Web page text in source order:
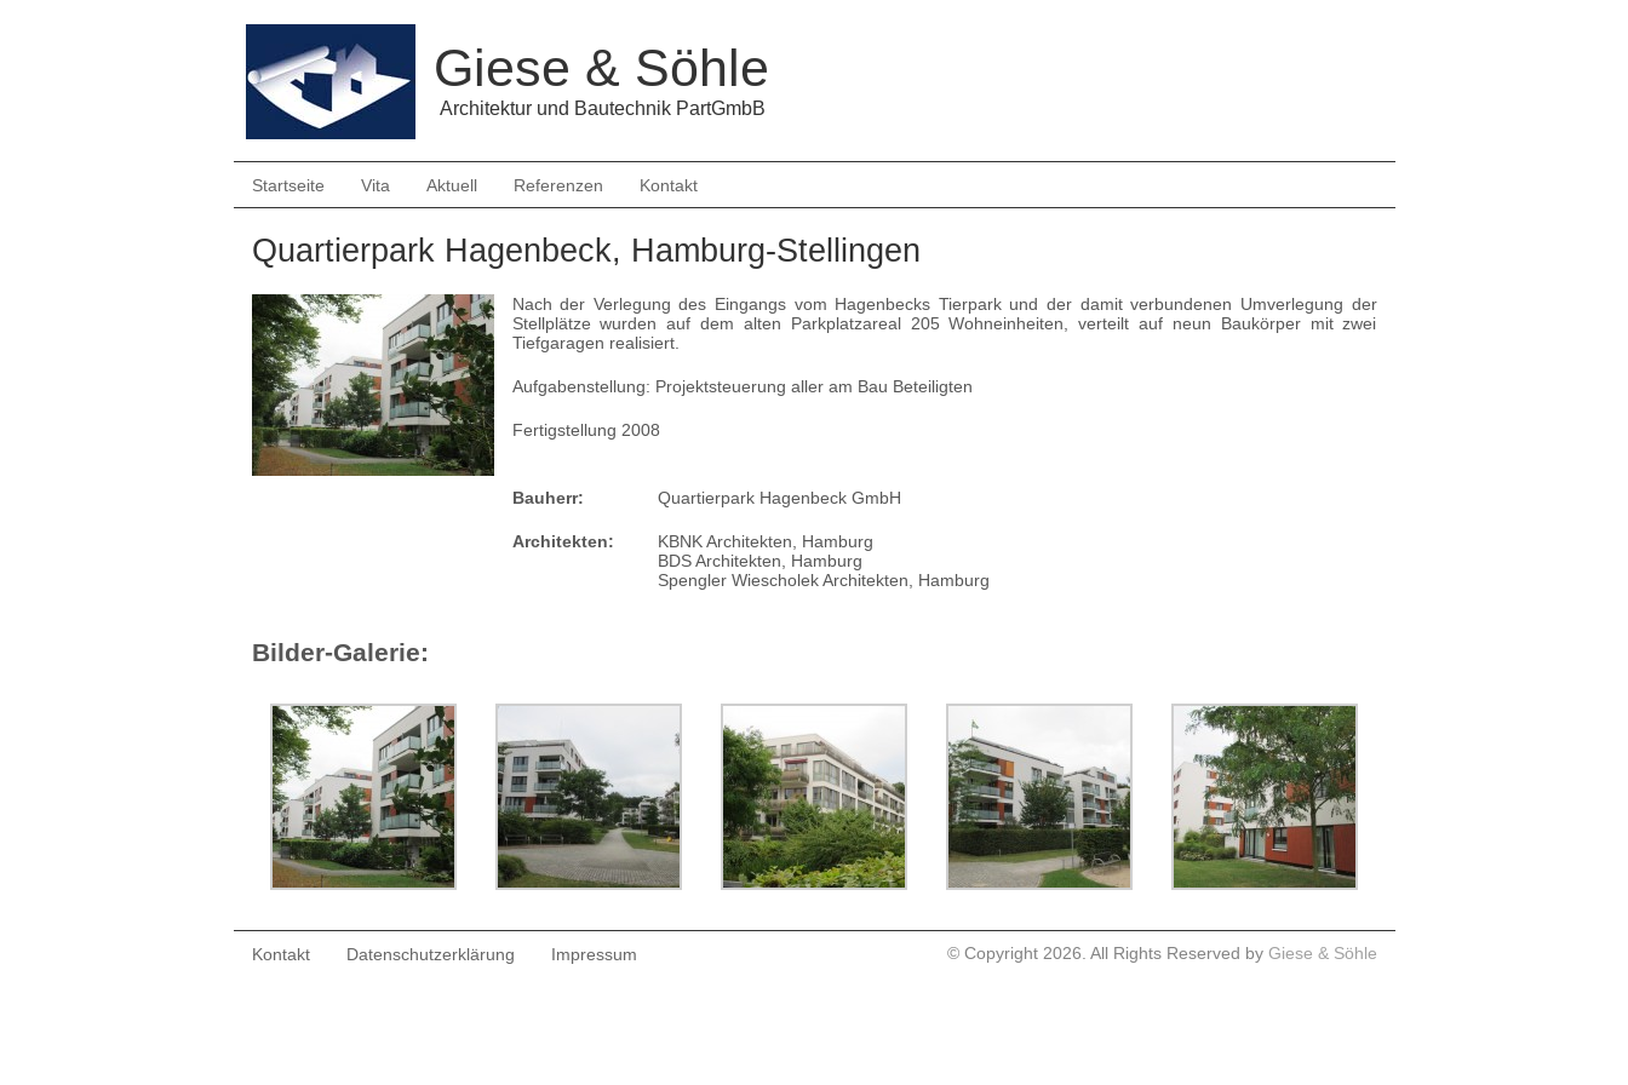
Giese & Söhle
Architektur und Bautechnik PartGmbB
Startseite Vita Aktuell Referenzen Kontakt
Quartierpark Hagenbeck, Hamburg-Stellingen
Nach der Verlegung des Eingangs vom Hagenbecks Tierpark und der damit verbundenen Umverlegung der
Stellplätze wurden auf dem alten Parkplatzareal 205 Wohneinheiten, verteilt auf neun Baukörper mit zwei
Tiefgaragen realisiert.
Aufgabenstellung: Projektsteuerung aller am Bau Beteiligten
Fertigstellung 2008
Bauherr: Quartierpark Hagenbeck GmbH
Architekten:
KBNK Architekten, Hamburg
BDS Architekten, Hamburg
Spengler Wiescholek Architekten, Hamburg
Bilder-Galerie:
Kontakt Datenschutzerklärung Impressum © Copyright 2026. All Rights Reserved by Giese & Söhle